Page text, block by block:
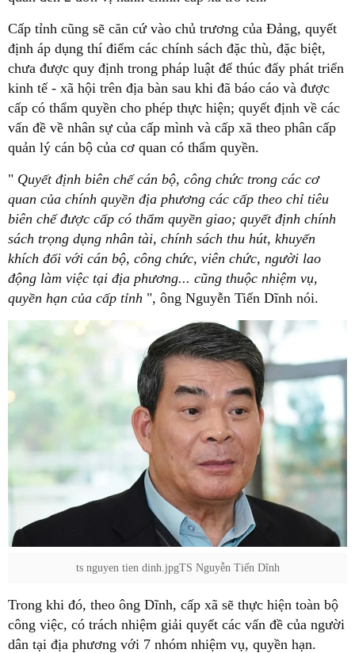
Cấp tỉnh cũng sẽ căn cứ vào chủ trương của Đảng, quyết
định áp dụng thí điểm các chính sách đặc thù, đặc biệt,
chưa được quy định trong pháp luật để thúc đẩy phát triển
kinh tế - xã hội trên địa bàn sau khi đã báo cáo và được
cấp có thẩm quyền cho phép thực hiện; quyết định về các
vấn đề về nhân sự của cấp mình và cấp xã theo phân cấp
quản lý cán bộ của cơ quan có thẩm quyền.
" Quyết định biên chế cán bộ, công chức trong các cơ
quan của chính quyền địa phương các cấp theo chỉ tiêu
biên chế được cấp có thẩm quyền giao; quyết định chính
sách trọng dụng nhân tài, chính sách thu hút, khuyến
khích đối với cán bộ, công chức, viên chức, người lao
động làm việc tại địa phương... cũng thuộc nhiệm vụ,
quyền hạn của cấp tỉnh ", ông Nguyễn Tiến Dĩnh nói.
ts nguyen tien dinh.jpgTS Nguyễn Tiến Dĩnh
Trong khi đó, theo ông Dĩnh, cấp xã sẽ thực hiện toàn bộ
công việc, có trách nhiệm giải quyết các vấn đề của người
dân tại địa phương với 7 nhóm nhiệm vụ, quyền hạn.